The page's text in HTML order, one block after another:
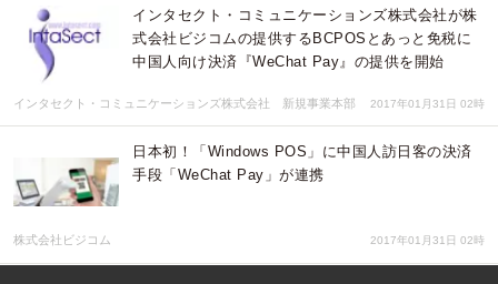
インタセクト・コミュニケーションズ株式会社が株
式会社ビジコムの提供するBCPOSとあっと免税に
中国人向け決済『WeChat Pay』の提供を開始
インタセクト・コミュニケーションズ株式会社 新規事業本部 2017年01月31日 02時
日本初！「Windows POS」に中国人訪日客の決済
手段「WeChat Pay」が連携
株式会社ビジコム 2017年01月31日 02時